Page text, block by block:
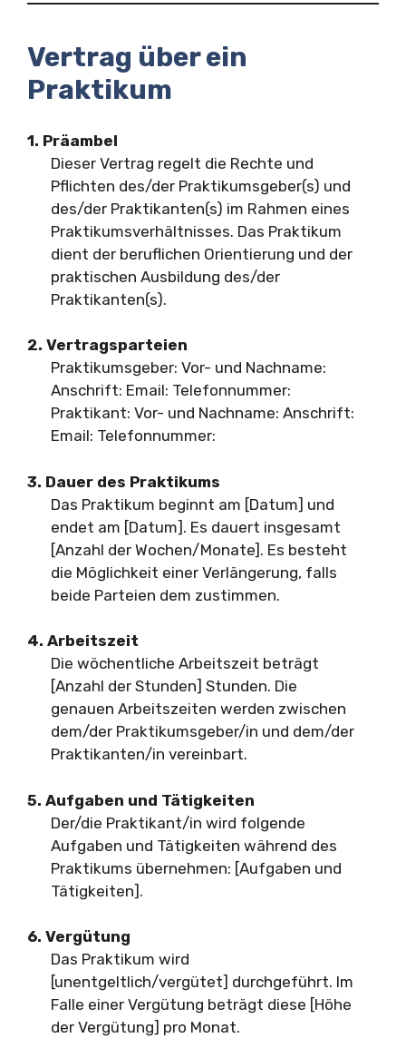
Vertrag über ein
Praktikum
1. Präambel
Dieser Vertrag regelt die Rechte und
Pflichten des/der Praktikumsgeber(s) und
des/der Praktikanten(s) im Rahmen eines
Praktikumsverhältnisses. Das Praktikum
dient der beruflichen Orientierung und der
praktischen Ausbildung des/der
Praktikanten(s).
2. Vertragsparteien
Praktikumsgeber: Vor- und Nachname:
Anschrift: Email: Telefonnummer:
Praktikant: Vor- und Nachname: Anschrift:
Email: Telefonnummer:
3. Dauer des Praktikums
Das Praktikum beginnt am [Datum] und
endet am [Datum]. Es dauert insgesamt
[Anzahl der Wochen/Monate]. Es besteht
die Möglichkeit einer Verlängerung, falls
beide Parteien dem zustimmen.
4. Arbeitszeit
Die wöchentliche Arbeitszeit beträgt
[Anzahl der Stunden] Stunden. Die
genauen Arbeitszeiten werden zwischen
dem/der Praktikumsgeber/in und dem/der
Praktikanten/in vereinbart.
5. Aufgaben und Tätigkeiten
Der/die Praktikant/in wird folgende
Aufgaben und Tätigkeiten während des
Praktikums übernehmen: [Aufgaben und
Tätigkeiten].
6. Vergütung
Das Praktikum wird
[unentgeltlich/vergütet] durchgeführt. Im
Falle einer Vergütung beträgt diese [Höhe
der Vergütung] pro Monat.